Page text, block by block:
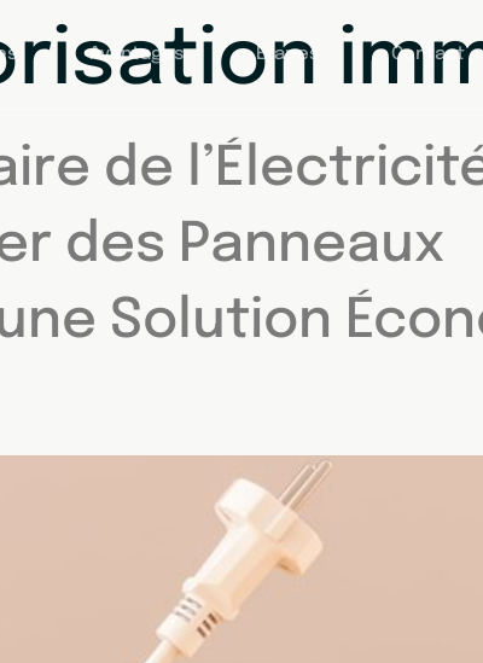
Avantages Étapes Contact
de
des Panneaux
Solution